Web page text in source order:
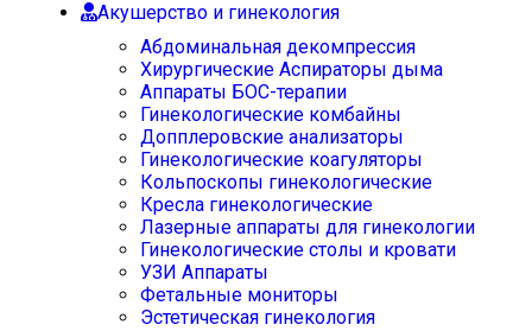
Акушерство и гинекология
Абдоминальная декомпрессия
Хирургические Аспираторы дыма
Аппараты БОС-терапии
Гинекологические комбайны
Допплеровские анализаторы
Гинекологические коагуляторы
Кольпоскопы гинекологические
Кресла гинекологические
Лазерные аппараты для гинекологии
Гинекологические столы и кровати
УЗИ Аппараты
Фетальные мониторы
Эстетическая гинекология